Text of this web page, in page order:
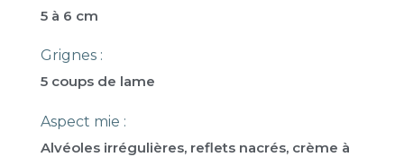
5 à 6 cm
Grignes :
5 coups de lame
Aspect mie :
Alvéoles irrégulières, reflets nacrés, crème à